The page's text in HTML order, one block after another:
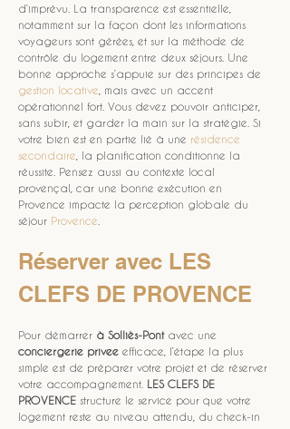
d’imprévu. La transparence est essentielle,
notamment sur la façon dont les informations
voyageurs sont gérées, et sur la méthode de
contrôle du logement entre deux séjours. Une
bonne approche s’appuie sur des principes de
gestion locative , mais avec un accent
opérationnel fort. Vous devez pouvoir anticiper,
sans subir, et garder la main sur la stratégie. Si
votre bien est en partie lié à une résidence
secondaire , la planification conditionne la
réussite. Pensez aussi au contexte local
provençal, car une bonne exécution en
Provence impacte la perception globale du
séjour Provence
Réserver avec LES
CLEFS DE PROVENCE
Pour démarrer à Solliès-Pont avec une
conciergerie privee efficace, l’étape la plus
simple est de préparer votre projet et de réserver
votre accompagnement. LES CLEFS DE
PROVENCE structure le service pour que votre
logement reste au niveau attendu, du check-in